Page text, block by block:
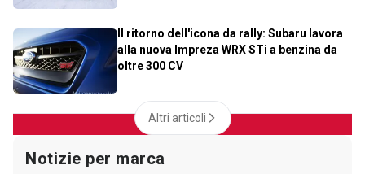
Il ritorno dell'icona da rally: Subaru lavora
alla nuova Impreza WRX STi a benzina da
oltre 300 CV
Altri articoli
Notizie per marca